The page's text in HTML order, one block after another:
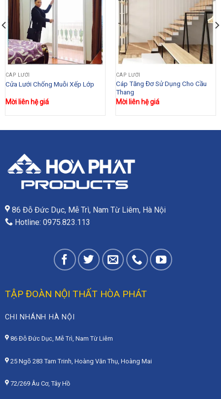
CÁP LƯỚI
Cửa Lưới Chống Muỗi Xếp Lớp
Mời liên hệ giá
CÁP LƯỚI
Cáp Tăng Đơ Sử Dụng Cho Cầu
Thang
Mời liên hệ giá
86 Đỗ Đức Dục, Mễ Trì, Nam Từ Liêm, Hà Nội
Hotline: 0975.823.113
TẬP ĐOÀN NỘI THẤT HÒA PHÁT
CHI NHÁNH HÀ NỘI
86 Đỗ Đức Dục, Mễ Trì, Nam Từ Liêm
25 Ngõ 283 Tam Trinh, Hoàng Văn Thụ, Hoàng Mai
72/269 Âu Cơ, Tây Hồ